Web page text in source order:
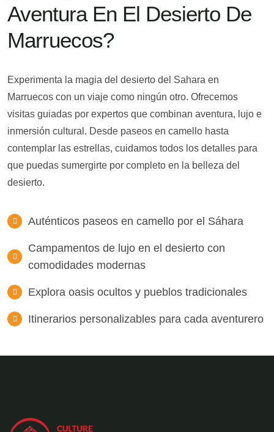
Aventura En El Desierto De
Marruecos?
Experimenta la magia del desierto del Sahara en
Marruecos con un viaje como ningún otro. Ofrecemos
visitas guiadas por expertos que combinan aventura, lujo e
inmersión cultural. Desde paseos en camello hasta
contemplar las estrellas, cuidamos todos los detalles para
que puedas sumergirte por completo en la belleza del
desierto.
Auténticos paseos en camello por el Sáhara
Campamentos de lujo en el desierto con
comodidades modernas
Explora oasis ocultos y pueblos tradicionales
Itinerarios personalizables para cada aventurero